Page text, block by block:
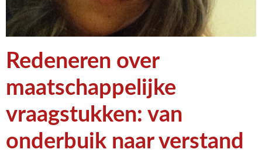
Redeneren over
maatschappelijke
vraagstukken: van
onderbuik naar verstand